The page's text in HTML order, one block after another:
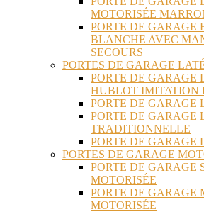
MOTORISÉE
PORTE DE GARAGE
BLANCHE AVEC
SECOURS
PORTES DE GARAGE
PORTE DE GARAGE
HUBLOT IMITATION
PORTE DE GARAGE
PORTE DE GARAGE
TRADITIONNELLE
PORTE DE GARAGE
PORTES DE GARAGE
PORTE DE GARAGE
MOTORISÉE
PORTE DE GARAGE
MOTORISÉE